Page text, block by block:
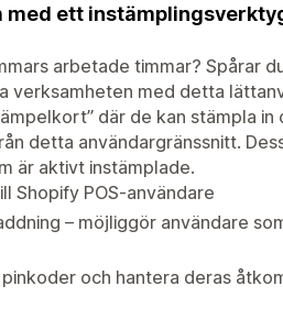
ett
arbetade timmar? Spårar
verksamheten med detta
där de kan stämpla in
detta användargränssnitt.
är aktivt instämplade.
Shopify POS-användare
– möjliggör användare
och hantera deras